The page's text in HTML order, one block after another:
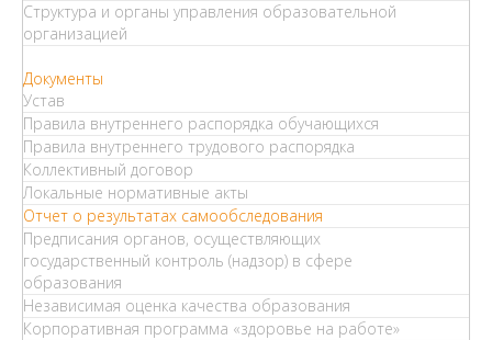
Структура и органы управления образовательной
организацией
Документы
Устав
Правила внутреннего распорядка обучающихся
Правила внутреннего трудового распорядка
Коллективный договор
Локальные нормативные акты
Отчет о результатах самообследования
Предписания органов, осуществляющих
государственный контроль (надзор) в сфере
образования
Независимая оценка качества образования
Корпоративная программа «здоровье на работе»